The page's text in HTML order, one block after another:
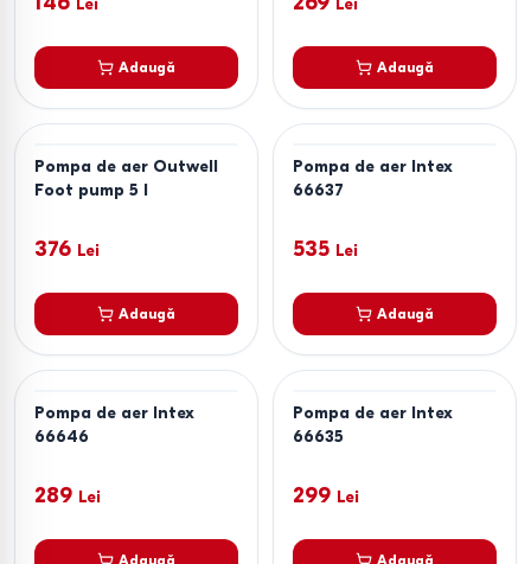
Adaugă Adaugă
Pompa de aer Outwell
Foot pump 5 l
376 Lei
Adaugă
Pompa de aer Intex
66637
535 Lei
Adaugă
Pompa de aer Intex
66646
289 Lei
Adaugă
Pompa de aer Intex
66635
299 Lei
Adaugă